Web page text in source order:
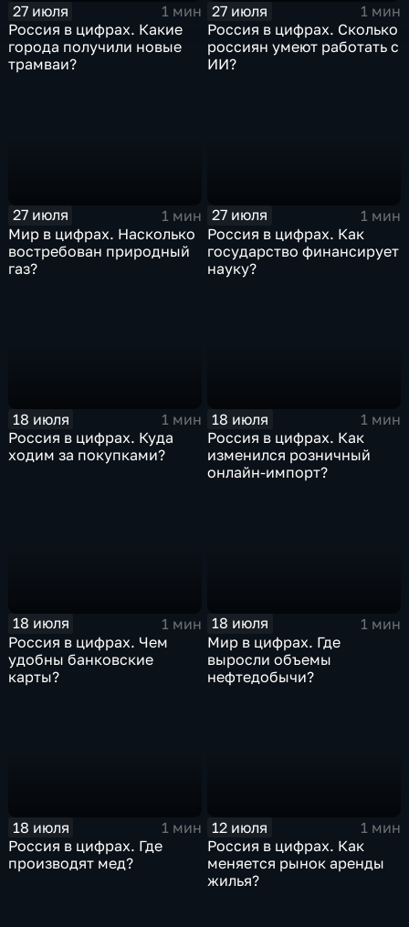
27 июля
1 мин
Россия в цифрах. Какие
города получили новые
трамваи?
27 июля
1 мин
Россия в цифрах. Сколько
россиян умеют работать с
ИИ?
27 июля
1 мин
Мир в цифрах. Насколько
востребован природный
газ?
27 июля
1 мин
Россия в цифрах. Как
государство финансирует
науку?
18 июля
1 мин
Россия в цифрах. Куда
ходим за покупками?
18 июля
1 мин
Россия в цифрах. Как
изменился розничный
онлайн-импорт?
18 июля
1 мин
Россия в цифрах. Чем
удобны банковские
карты?
18 июля
1 мин
Мир в цифрах. Где
выросли объемы
нефтедобычи?
18 июля
1 мин
Россия в цифрах. Где
производят мед?
12 июля
1 мин
Россия в цифрах. Как
меняется рынок аренды
жилья?